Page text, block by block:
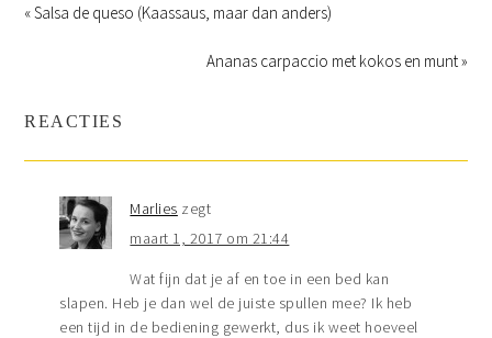
« Salsa de queso (Kaassaus, maar dan anders)
Ananas carpaccio met kokos en munt »
REACTIES
Marlies zegt
maart 1, 2017 om 21:44
Wat fijn dat je af en toe in een bed kan
slapen. Heb je dan wel de juiste spullen mee? Ik heb
een tijd in de bediening gewerkt, dus ik weet hoeveel